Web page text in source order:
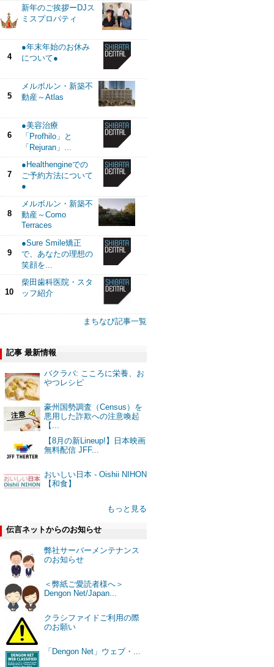
新年のご挨拶ーDJス
ミスプロパティ
4
●年末年始のお休み
について●
5
メルボルン・新築不
動産～Atlas
6
●美容治療
「Profhilo」と
「Rejuran」...
7
●Healthengineでの
ご予約方法について
●
8
メルボルン・新築不
動産～Como
Terraces
9
●Sure Smile矯正
で、あなたの理想の
笑顔を...
10
柴田歯科医院・スタ
ッフ紹介
まちなび記事一覧
記事 最新情報
バクラバ: こころに栄養、お
やつレシピ
豪州国勢調査（Census）を
悪用した詐欺への注意喚起
【...
【8月の新Lineup!】日本映画
無料配信 JFF...
おいしい日本 - Oishii NIHON
【和食】
もっと見る
伝言ネットからのお知らせ
弊社サーバーメンテナンス
のお知らせ
＜弊紙ご愛読者様へ＞
Dengon Net/Japan...
クラシファイドご利用の際
のお願い
「Dengon Net」ウェブ・...